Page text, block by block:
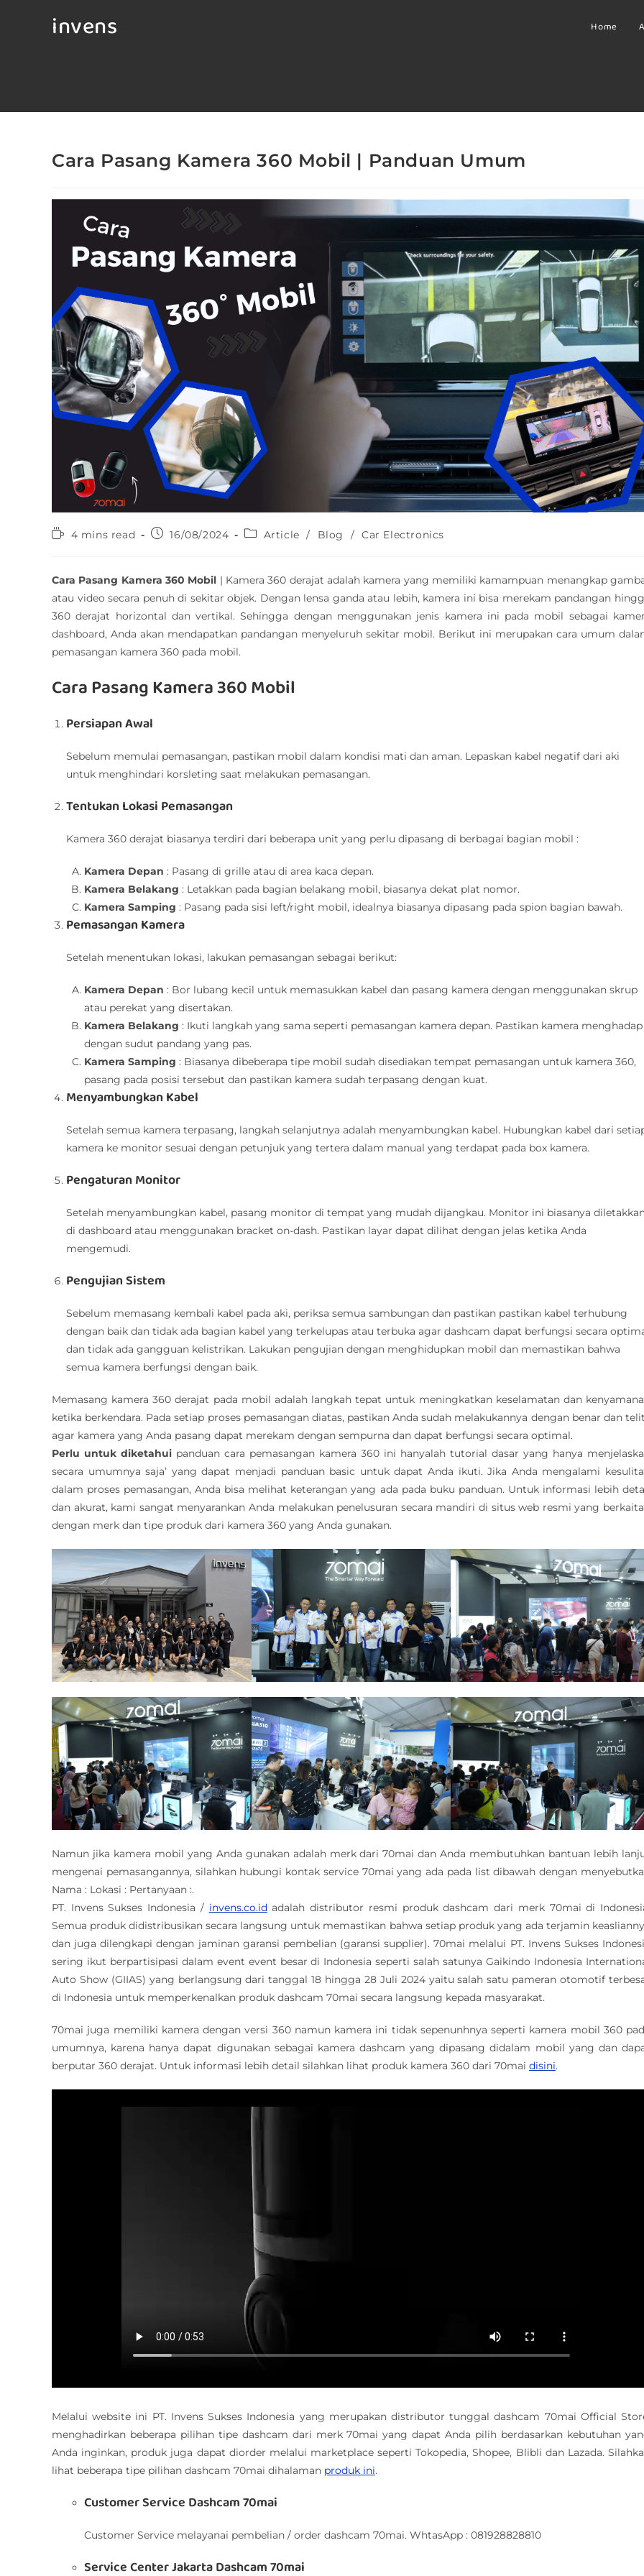
invens Home
Cara Pasang Kamera 360 Mobil | Panduan Umum
4 mins read 16/08/2024 Article / Blog / Car Electronics
Cara Pasang Kamera 360 Mobil | Kamera 360 derajat adalah kamera yang memiliki kamampuan menangkap
atau video secara penuh di sekitar objek. Dengan lensa ganda atau lebih, kamera ini bisa merekam pandangan
360 derajat horizontal dan vertikal. Sehingga dengan menggunakan jenis kamera ini pada mobil sebagai
dashboard, Anda akan mendapatkan pandangan menyeluruh sekitar mobil. Berikut ini merupakan cara umum
pemasangan kamera 360 pada mobil.
Cara Pasang Kamera 360 Mobil
Persiapan Awal
Sebelum memulai pemasangan, pastikan mobil dalam kondisi mati dan aman. Lepaskan kabel negatif dari aki
untuk menghindari korsleting saat melakukan pemasangan.
Tentukan Lokasi Pemasangan
Kamera 360 derajat biasanya terdiri dari beberapa unit yang perlu dipasang di berbagai bagian mobil :
Kamera Depan : Pasang di grille atau di area kaca depan.
Kamera Belakang : Letakkan pada bagian belakang mobil, biasanya dekat plat nomor.
Kamera Samping : Pasang pada sisi left/right mobil, idealnya biasanya dipasang pada spion bagian bawah.
Pemasangan Kamera
Setelah menentukan lokasi, lakukan pemasangan sebagai berikut:
Kamera Depan : Bor lubang kecil untuk memasukkan kabel dan pasang kamera dengan menggunakan skrup
atau perekat yang disertakan.
Kamera Belakang : Ikuti langkah yang sama seperti pemasangan kamera depan. Pastikan kamera menghadap
dengan sudut pandang yang pas.
Kamera Samping : Biasanya dibeberapa tipe mobil sudah disediakan tempat pemasangan untuk kamera 360,
pasang pada posisi tersebut dan pastikan kamera sudah terpasang dengan kuat.
Menyambungkan Kabel
Setelah semua kamera terpasang, langkah selanjutnya adalah menyambungkan kabel. Hubungkan kabel dari
kamera ke monitor sesuai dengan petunjuk yang tertera dalam manual yang terdapat pada box kamera.
Pengaturan Monitor
Setelah menyambungkan kabel, pasang monitor di tempat yang mudah dijangkau. Monitor ini biasanya
di dashboard atau menggunakan bracket on-dash. Pastikan layar dapat dilihat dengan jelas ketika Anda
mengemudi.
Pengujian Sistem
Sebelum memasang kembali kabel pada aki, periksa semua sambungan dan pastikan pastikan kabel terhubung
dengan baik dan tidak ada bagian kabel yang terkelupas atau terbuka agar dashcam dapat berfungsi secara
dan tidak ada gangguan kelistrikan. Lakukan pengujian dengan menghidupkan mobil dan memastikan bahwa
semua kamera berfungsi dengan baik.
Memasang kamera 360 derajat pada mobil adalah langkah tepat untuk meningkatkan keselamatan dan
ketika berkendara. Pada setiap proses pemasangan diatas, pastikan Anda sudah melakukannya dengan benar dan
agar kamera yang Anda pasang dapat merekam dengan sempurna dan dapat berfungsi secara optimal.
Perlu untuk diketahui panduan cara pemasangan kamera 360 ini hanyalah tutorial dasar yang hanya
secara umumnya saja’ yang dapat menjadi panduan basic untuk dapat Anda ikuti. Jika Anda mengalami
dalam proses pemasangan, Anda bisa melihat keterangan yang ada pada buku panduan. Untuk informasi lebih
dan akurat, kami sangat menyarankan Anda melakukan penelusuran secara mandiri di situs web resmi yang
dengan merk dan tipe produk dari kamera 360 yang Anda gunakan.
Namun jika kamera mobil yang Anda gunakan adalah merk dari 70mai dan Anda membutuhkan bantuan lebih
mengenai pemasangannya, silahkan hubungi kontak service 70mai yang ada pada list dibawah dengan
Nama : Lokasi : Pertanyaan :.
PT. Invens Sukses Indonesia / invens.co.idadalah distributor resmi produk dashcam dari merk 70mai di
Semua produk didistribusikan secara langsung untuk memastikan bahwa setiap produk yang ada terjamin
dan juga dilengkapi dengan jaminan garansi pembelian (garansi supplier). 70mai melalui PT. Invens Sukses
sering ikut berpartisipasi dalam event event besar di Indonesia seperti salah satunya Gaikindo Indonesia
Auto Show (GIIAS) yang berlangsung dari tanggal 18 hingga 28 Juli 2024 yaitu salah satu pameran otomotif
di Indonesia untuk memperkenalkan produk dashcam 70mai secara langsung kepada masyarakat.
70mai juga memiliki kamera dengan versi 360 namun kamera ini tidak sepenunhnya seperti kamera mobil 360
umumnya, karena hanya dapat digunakan sebagai kamera dashcam yang dipasang didalam mobil yang dan
berputar 360 derajat. Untuk informasi lebih detail silahkan lihat produk kamera 360 dari 70mai disini.
Melalui website ini PT. Invens Sukses Indonesia yang merupakan distributor tunggal dashcam 70mai Official
menghadirkan beberapa pilihan tipe dashcam dari merk 70mai yang dapat Anda pilih berdasarkan kebutuhan
Anda inginkan, produk juga dapat diorder melalui marketplace seperti Tokopedia, Shopee, Blibli dan Lazada.
lihat beberapa tipe pilihan dashcam 70mai dihalaman produk ini.
Customer Service Dashcam 70mai
Customer Service melayanai pembelian / order dashcam 70mai. WhtasApp : 081928828810
Service Center Jakarta Dashcam 70mai